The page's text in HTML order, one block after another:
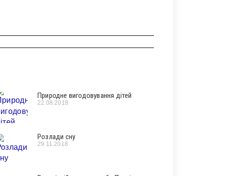
Природне вигодовування дітей
22.08.2018
Розлади cну
29.11.2018